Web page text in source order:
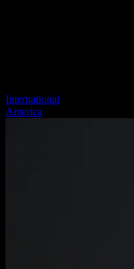
International
America